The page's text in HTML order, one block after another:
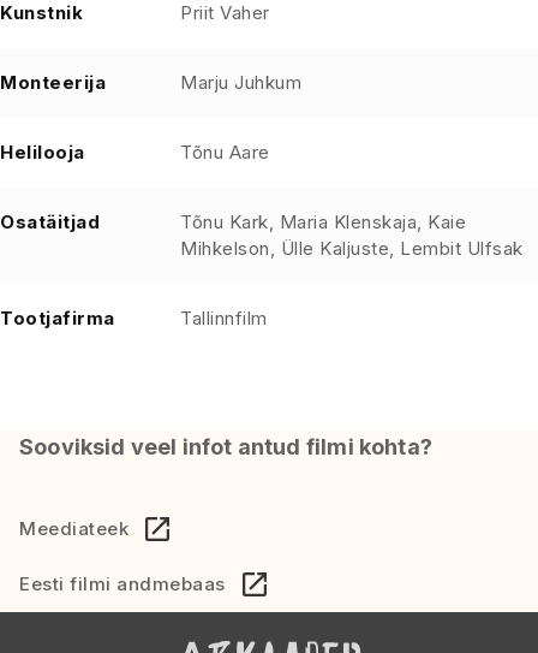
Kunstnik Priit Vaher
Monteerija Marju Juhkum
Helilooja Tõnu Aare
Osatäitjad
Tõnu Kark, Maria Klenskaja, Kaie
Mihkelson, Ülle Kaljuste, Lembit Ulfsak
Tootjafirma Tallinnfilm
Sooviksid veel infot antud filmi kohta?
Meediateek
Eesti filmi andmebaas